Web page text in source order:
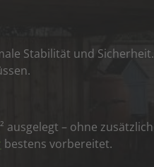
Stabilität und
– ohne
bestens vorbereitet.